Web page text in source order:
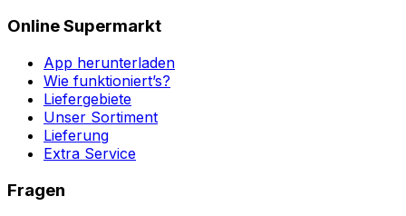
Online Supermarkt
App herunterladen
Wie funktioniert’s?
Liefergebiete
Unser Sortiment
Lieferung
Extra Service
Fragen